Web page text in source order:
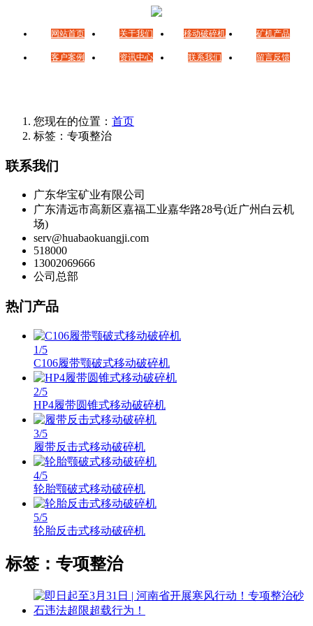
网站首页 关于我们 移动破碎机 矿机产品
客户案例 资讯中心 联系我们 留言反馈
您现在的位置： 首页
标签：专项整治
联系我们
广东华宝矿业有限公司
广东清远市高新区嘉福工业嘉华路28号(近广州白云机
场)
serv@huabaokuangji.com
518000
13002069666
公司总部
热门产品
1/5
C106履带颚破式移动破碎机
2/5
HP4履带圆锥式移动破碎机
3/5
履带反击式移动破碎机
4/5
轮胎颚破式移动破碎机
5/5
轮胎反击式移动破碎机
标签：专项整治